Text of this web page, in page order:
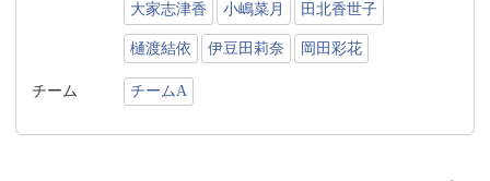
大家志津香 小嶋菜月 田北香世子
樋渡結依 伊豆田莉奈 岡田彩花
チーム チームA